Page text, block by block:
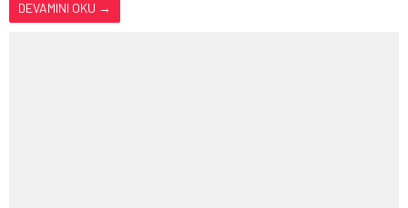
DEVAMINI OKU →